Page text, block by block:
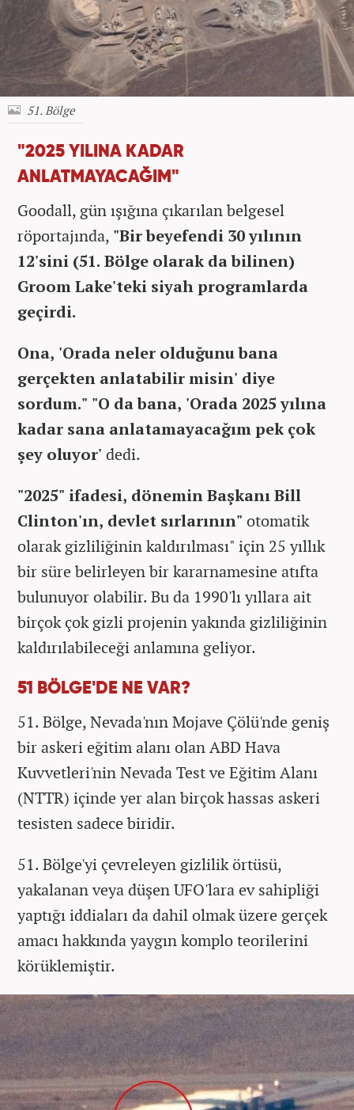
51. Bölge
"2025 YILINA KADAR
ANLATMAYACAĞIM"
Goodall, gün ışığına çıkarılan belgesel
röportajında, "Bir beyefendi 30 yılının
12'sini (51. Bölge olarak da bilinen)
Groom Lake'teki siyah programlarda
geçirdi.
Ona, 'Orada neler olduğunu bana
gerçekten anlatabilir misin' diye
sordum." "O da bana, 'Orada 2025 yılına
kadar sana anlatamayacağım pek çok
şey oluyor' dedi.
"2025" ifadesi, dönemin Başkanı Bill
Clinton'ın, devlet sırlarının" otomatik
olarak gizliliğinin kaldırılması" için 25 yıllık
bir süre belirleyen bir kararnamesine atıfta
bulunuyor olabilir. Bu da 1990'lı yıllara ait
birçok çok gizli projenin yakında gizliliğinin
kaldırılabileceği anlamına geliyor.
51 BÖLGE'DE NE VAR?
51. Bölge, Nevada'nın Mojave Çölü'nde geniş
bir askeri eğitim alanı olan ABD Hava
Kuvvetleri'nin Nevada Test ve Eğitim Alanı
(NTTR) içinde yer alan birçok hassas askeri
tesisten sadece biridir.
51. Bölge'yi çevreleyen gizlilik örtüsü,
yakalanan veya düşen UFO'lara ev sahipliği
yaptığı iddiaları da dahil olmak üzere gerçek
amacı hakkında yaygın komplo teorilerini
körüklemiştir.